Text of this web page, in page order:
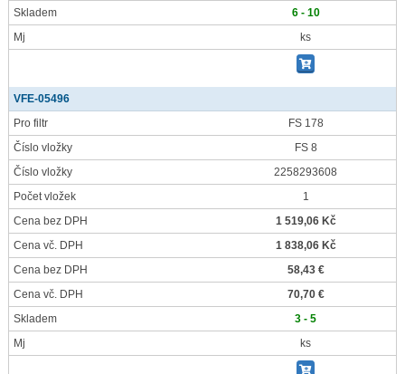
Skladem
6 - 10
Mj
ks
VFE-05496
Pro filtr
FS 178
Číslo vložky
FS 8
Číslo vložky
2258293608
Počet vložek
1
Cena bez DPH
1 519,06 Kč
Cena vč. DPH
1 838,06 Kč
Cena bez DPH
58,43 €
Cena vč. DPH
70,70 €
Skladem
3 - 5
Mj
ks